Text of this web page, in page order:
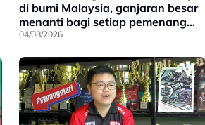
di bumi Malaysia, ganjaran besar
menanti bagi setiap pemenang
pingat di Sukan Komanwel 2026
04/08/2026